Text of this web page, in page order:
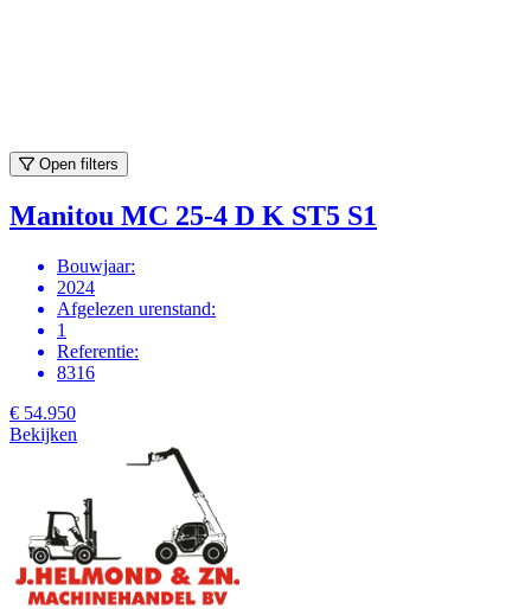
Open filters
Manitou MC 25-4 D K ST5 S1
Bouwjaar:
2024
Afgelezen urenstand:
1
Referentie:
8316
€ 54.950
Bekijken